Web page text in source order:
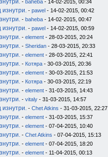
- baheba - 14-02-2015, 00:34
изнутри. - pawel - 14-02-2015, 00:42
- baheba - 14-02-2015, 00:47
изнутри. - pawel - 14-02-2015, 00:59
- element - 28-03-2015, 20:24
- Sheridan - 28-03-2015, 20:33
- element - 28-03-2015, 22:41
- Котяра - 30-03-2015, 20:36
- element - 30-03-2015, 21:53
- Котяра - 30-03-2015, 22:19
- element - 31-03-2015, 14:43
- vitaly - 31-03-2015, 14:57
изнутри. - Chet Atkins - 31-03-2015, 22:27
- element - 31-03-2015, 15:37
- element - 07-04-2015, 10:40
- Chet Atkins - 07-04-2015, 15:13
- element - 07-04-2015, 18:20
- element - 11-04-2015, 00:13